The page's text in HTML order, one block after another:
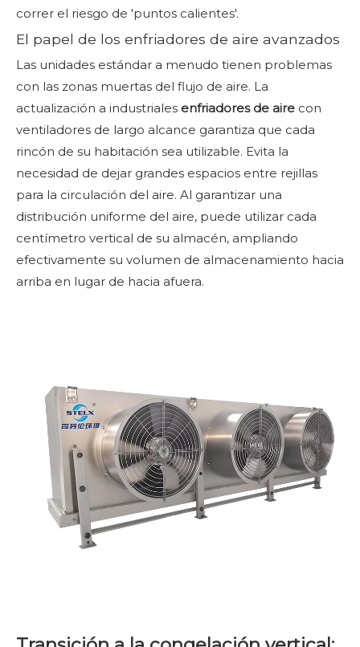
correr el riesgo de 'puntos calientes'.
El papel de los enfriadores de aire avanzados
Las unidades estándar a menudo tienen problemas
con las zonas muertas del flujo de aire. La
actualización a industriales enfriadores de aire con
ventiladores de largo alcance garantiza que cada
rincón de su habitación sea utilizable. Evita la
necesidad de dejar grandes espacios entre rejillas
para la circulación del aire. Al garantizar una
distribución uniforme del aire, puede utilizar cada
centímetro vertical de su almacén, ampliando
efectivamente su volumen de almacenamiento hacia
arriba en lugar de hacia afuera.